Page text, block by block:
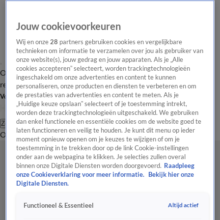
Overzicht Laatste nieuws Regionieuws Het beste van Hart
Tip de
redactie
Volg Hart van Nederland
Zoeken
OverzichtRegioUitzendingenWeerTip de redactiePanelVideo's
Jouw cookievoorkeuren
Wij en onze28 partners gebruiken cookies en vergelijkbare
technieken om informatie te verzamelen over jou als gebruiker van
onze website(s), jouw gedrag en jouw apparaten. Als je „Alle
cookies accepteren” selecteert, worden trackingtechnologieën
ingeschakeld om onze advertenties en content te kunnen
personaliseren, onze producten en diensten te verbeteren en om
de prestaties van advertenties en content te meten. Als je
„Huidige keuze opslaan” selecteert of je toestemming intrekt,
worden deze trackingtechnologieën uitgeschakeld. We gebruiken
dan enkel functionele en essentiële cookies om de website goed te
laten functioneren en veilig te houden. Je kunt dit menu op ieder
moment opnieuw openen om je keuzes te wijzigen of om je
toestemming in te trekken door op de link Cookie-instellingen
onder aan de webpagina te klikken. Je selecties zullen overal
binnen onze Digitale Diensten worden doorgevoerd. Raadpleeg
onze Cookieverklaring voor meer informatie.
Bekijk hier onze
Digitale Diensten.
Functioneel & Essentieel Altijd actief